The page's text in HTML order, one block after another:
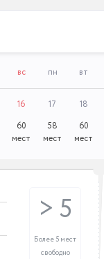
вс
16
60
мест
пн
17
58
мест
вт
18
60
мест
> 5
Более 5 мест
свободно